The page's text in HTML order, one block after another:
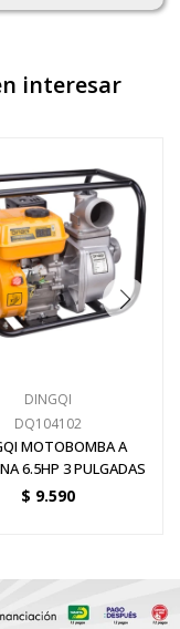
interesar
DINGQI
DQ104102
MOTOBOMBA A
6.5HP 3 PULGADAS
$ 9.590